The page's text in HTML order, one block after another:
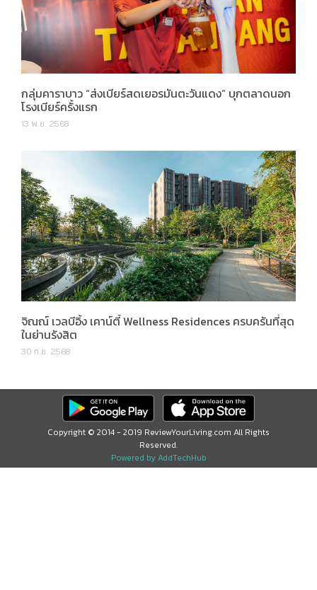
กลุ่มคาราบาว “ส่งเบียร์สดเยอรมันตะวันแดง” บุกตลาดนอก
โรงเบียร์ครั้งแรก
13 พ.ย. 2568
จิณณ์ เวลบีอิ้ง เคาน์ตี้ Wellness Residences ครบครันที่สุด
ในย่านรังสิต
30 ก.ย. 2568
Copyright © 2014 - 2019 ReviewYourLiving.com All Rights
Reserved.
Powered by AddTechHub